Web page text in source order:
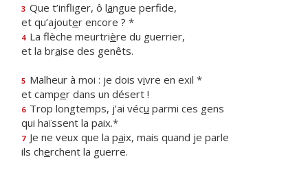
3 Que t’infliger, ô langue perfide,
et qu’ajouter encore ? *
4 La flèche meurtrière du guerrier,
et la braise des genêts.
5 Malheur à moi : je dois vivre en exil *
et camper dans un désert !
6 Trop longtemps, j’ai vécu parmi ces gens
qui haïssent la paix.*
7 Je ne veux que la paix, mais quand je parle
ils cherchent la guerre.